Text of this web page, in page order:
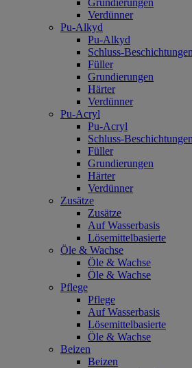
Grundierungen
Verdünner
Pu-Alkyd
Pu-Alkyd
Schluss-Beschichtungen
Füller
Grundierungen
Härter
Verdünner
Pu-Acryl
Pu-Acryl
Schluss-Beschichtungen
Füller
Grundierungen
Härter
Verdünner
Zusätze
Zusätze
Auf Wasserbasis
Lösemittelbasierte
Öle & Wachse
Öle & Wachse
Öle & Wachse
Pflege
Pflege
Auf Wasserbasis
Lösemittelbasierte
Öle & Wachse
Beizen
Beizen